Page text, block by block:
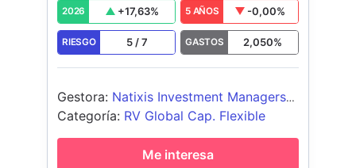
2026 +17,63% 5 AÑOS -0,00%
RIESGO 5 /7 GASTOS 2,050%
Gestora: Natixis Investment Managers
International
Categoría: RV Global Cap. Flexible
Me interesa